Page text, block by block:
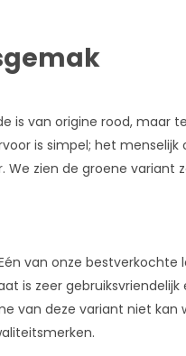
is van origine rood, maar
is simpel; het
zien de groene variant
van onze bestverkochte
is zeer
van deze variant niet kan